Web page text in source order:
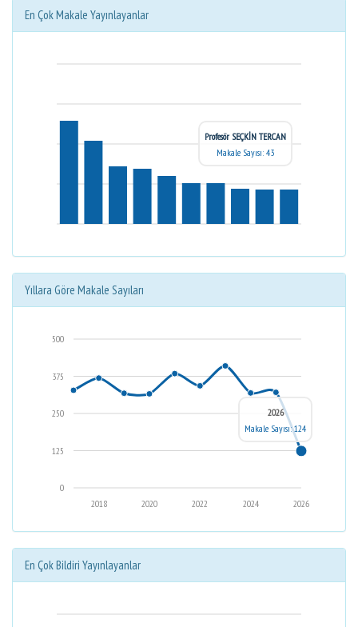
En Çok Makale Yayınlayanlar
Profesör SEÇKİN TERCAN
Makale Sayısı: 43
Yıllara Göre Makale Sayıları
0
125
250
375
500
2026
2024
2022
2020
2018
2026
Makale Sayısı: 124
En Çok Bildiri Yayınlayanlar